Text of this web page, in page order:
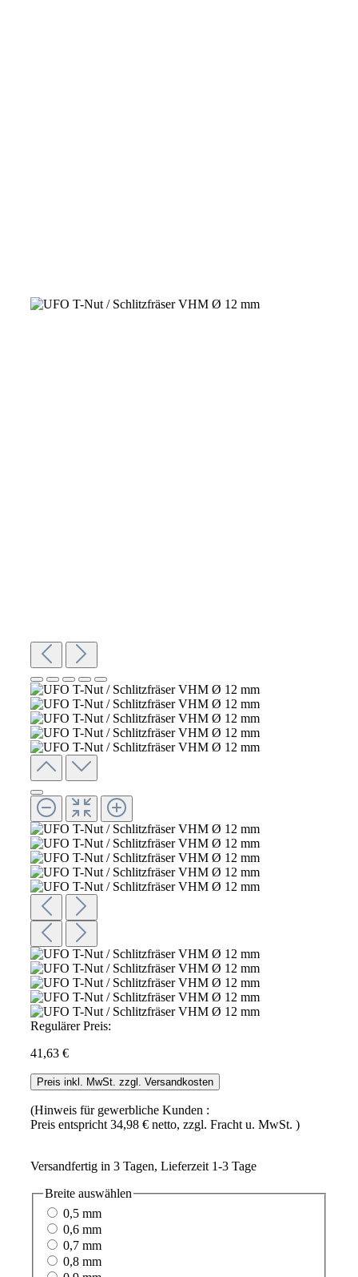
Regulärer Preis:
41,63 €
Preis inkl. MwSt. zzgl. Versandkosten
(Hinweis für gewerbliche Kunden :
Preis entspricht 34,98 € netto, zzgl. Fracht u. MwSt. )
Versandfertig in 3 Tagen, Lieferzeit 1-3 Tage
Breite auswählen
0,5 mm
0,6 mm
0,7 mm
0,8 mm